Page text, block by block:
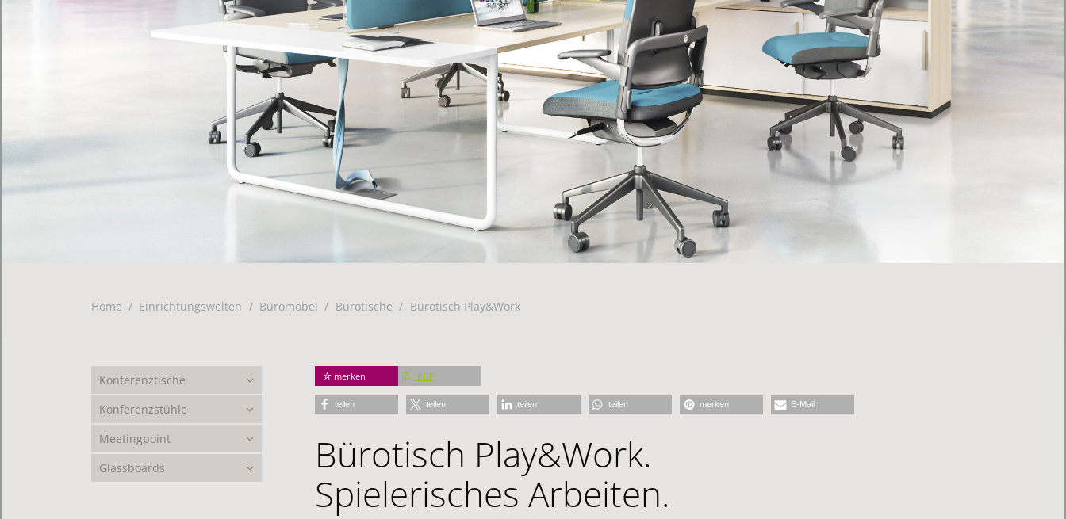
Home Einrichtungswelten Büromöbel Bürotische Bürotisch Play&Work
Konferenztische
Konferenzstühle
Meetingpoint
Glassboards
merken PDF
teilen teilen teilen teilen merken E-Mail
Bürotisch Play&Work.
Spielerisches Arbeiten.